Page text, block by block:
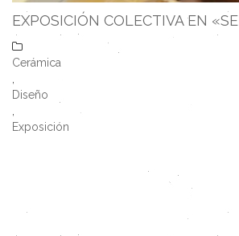
EXPOSICIÓN COLECTIVA EN
Cerámica
Diseño
Exposición